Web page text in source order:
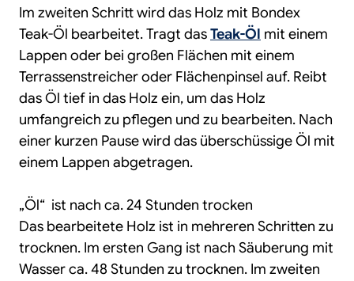
Im zweiten Schritt wird das Holz mit Bondex
Teak-Öl bearbeitet. Tragt dasTeak-Öl mit einem
Lappen oder bei großen Flächen mit einem
Terrassenstreicher oder Flächenpinsel auf. Reibt
das Öl tief in das Holz ein, um das Holz
umfangreich zu pflegen und zu bearbeiten. Nach
einer kurzen Pause wird das überschüssige Öl mit
einem Lappen abgetragen.
„Öl“ ist nach ca. 24 Stunden trocken
Das bearbeitete Holz ist in mehreren Schritten zu
trocknen. Im ersten Gang ist nach Säuberung mit
Wasser ca. 48 Stunden zu trocknen. Im zweiten